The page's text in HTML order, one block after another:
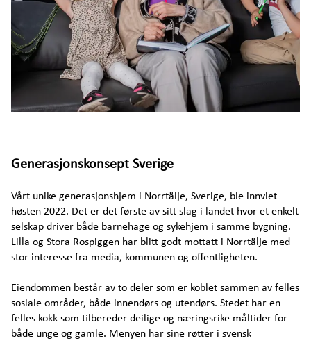
Bevegelsesglede i fokus
Generasjonskonsepter
Samfunnsansvar i en tid preget av flukt fra Ukraina
barnevernsinstitusjon kan være
krigen
Velferdspodden
Investor
Generasjonskonsept Sverige
Vårt unike generasjonshjem i Norrtälje, Sverige, ble innviet
høsten 2022. Det er det første av sitt slag i landet hvor et enkelt
selskap driver både barnehage og sykehjem i samme bygning.
Lilla og Stora Rospiggen har blitt godt mottatt i Norrtälje med
stor interesse fra media, kommunen og offentligheten.
Eiendommen består av to deler som er koblet sammen av felles
sosiale områder, både innendørs og utendørs. Stedet har en
felles kokk som tilbereder deilige og næringsrike måltider for
både unge og gamle. Menyen har sine røtter i svensk